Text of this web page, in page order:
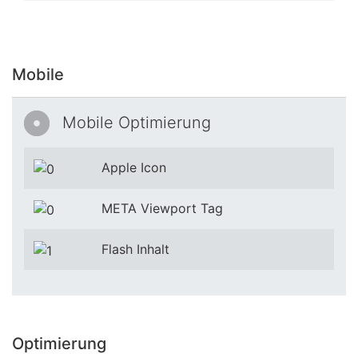
Mobile
Mobile Optimierung
Apple Icon
META Viewport Tag
Flash Inhalt
Optimierung